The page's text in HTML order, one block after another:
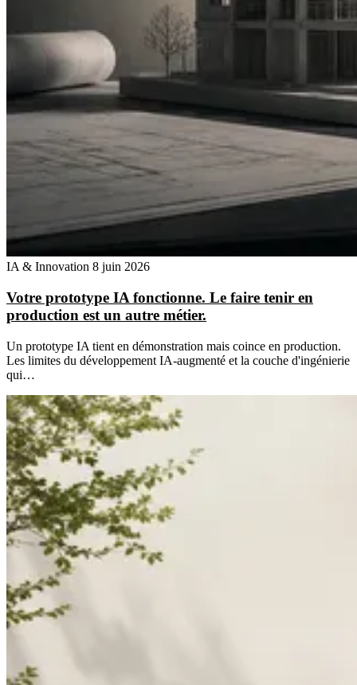
IA & Innovation 8 juin 2026
Votre prototype IA fonctionne. Le faire tenir en
production est un autre métier.
Un prototype IA tient en démonstration mais coince en production.
Les limites du développement IA-augmenté et la couche d'ingénierie
qui…